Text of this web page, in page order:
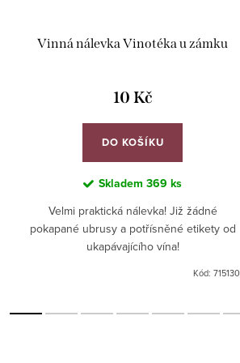
Vinná nálevka Vinotéka u zámku
10 Kč
DO KOŠÍKU
Skladem 369 ks
Velmi praktická nálevka! Již žádné
pokapané ubrusy a potřísněné etikety od
ukapávajícího vína!
Kód: 715130